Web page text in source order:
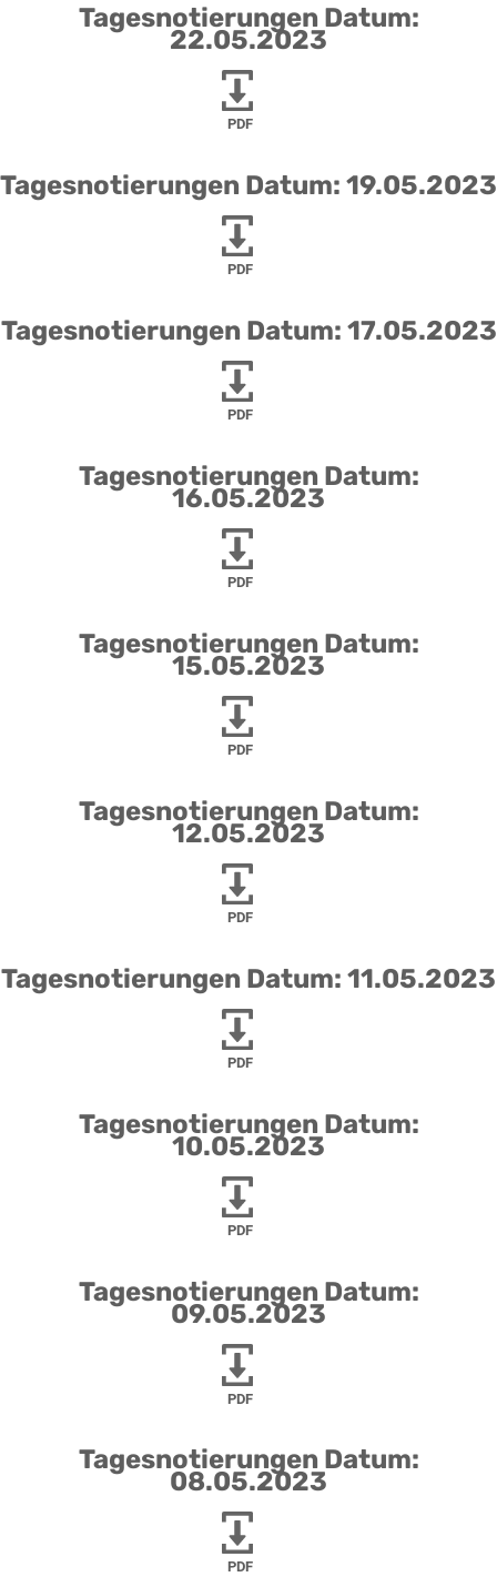
Tagesnotierungen Datum:
22.05.2023
PDF
Tagesnotierungen Datum: 19.05.2023
PDF
Tagesnotierungen Datum: 17.05.2023
PDF
Tagesnotierungen Datum:
16.05.2023
PDF
Tagesnotierungen Datum:
15.05.2023
PDF
Tagesnotierungen Datum:
12.05.2023
PDF
Tagesnotierungen Datum: 11.05.2023
PDF
Tagesnotierungen Datum:
10.05.2023
PDF
Tagesnotierungen Datum:
09.05.2023
PDF
Tagesnotierungen Datum:
08.05.2023
PDF